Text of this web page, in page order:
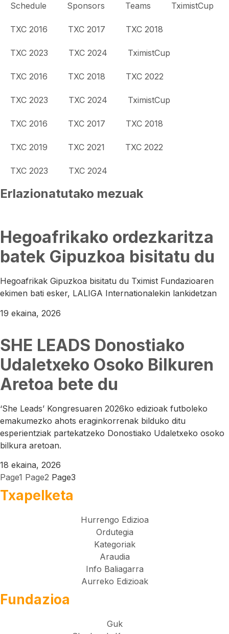
Schedule Sponsors Teams TximistCup
TXC 2016 TXC 2017 TXC 2018
TXC 2023 TXC 2024 TximistCup
TXC 2016 TXC 2018 TXC 2022
TXC 2023 TXC 2024 TximistCup
TXC 2016 TXC 2017 TXC 2018
TXC 2019 TXC 2021 TXC 2022
TXC 2023 TXC 2024
Erlazionatutako mezuak
Hegoafrikako ordezkaritza
batek Gipuzkoa bisitatu du
Hegoafrikak Gipuzkoa bisitatu du Tximist Fundazioaren
ekimen bati esker, LALIGA Internationalekin lankidetzan
19 ekaina, 2026
SHE LEADS Donostiako
Udaletxeko Osoko Bilkuren
Aretoa bete du
‘She Leads’ Kongresuaren 2026ko edizioak futboleko
emakumezko ahots eraginkorrenak bilduko ditu
esperientziak partekatzeko Donostiako Udaletxeko osoko
bilkura aretoan.
18 ekaina, 2026
Page1 Page2 Page3
Txapelketa
Hurrengo Edizioa
Ordutegia
Kategoriak
Araudia
Info Baliagarra
Aurreko Edizioak
Fundazioa
Guk